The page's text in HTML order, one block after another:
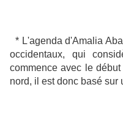
* L'agenda d'Amalia
occidentaux, qui
commence avec le
nord, il est donc basé sur